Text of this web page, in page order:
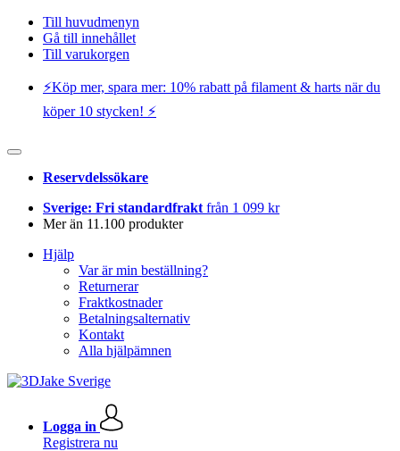
Till huvudmenyn
Gå till innehållet
Till varukorgen
⚡️Köp mer, spara mer: 10% rabatt på filament & harts när du
köper 10 stycken! ⚡️
Reservdelssökare
Sverige: Fri standardfrakt från 1 099 kr
Mer än 11.100 produkter
Hjälp
Var är min beställning?
Returnerar
Fraktkostnader
Betalningsalternativ
Kontakt
Alla hjälpämnen
Logga in
Registrera nu